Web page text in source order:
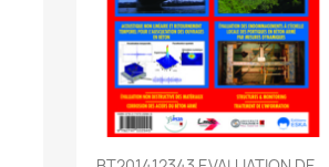
Aperçu rapide